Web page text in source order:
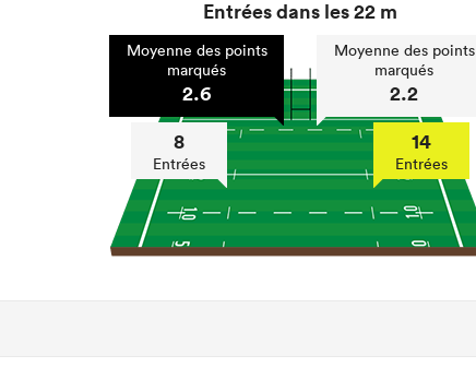
Entrées dans les 22 m
Moyenne des points
marqués
2.6
8
Entrées
Moyenne des points
marqués
2.2
14
Entrées